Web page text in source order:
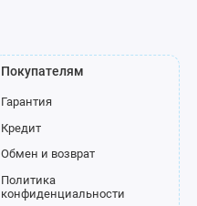
Покупателям
Гарантия
Кредит
Обмен и возврат
Политика
конфиденциальности